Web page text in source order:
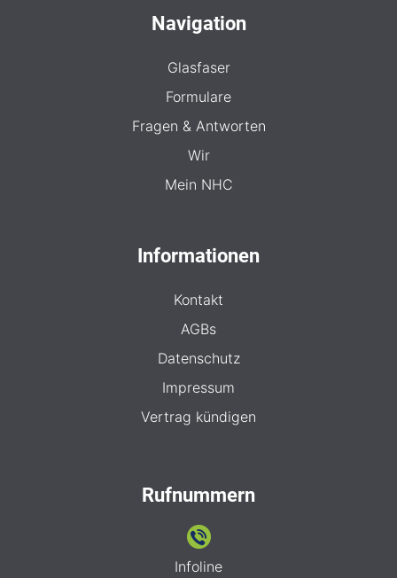
Navigation
Glasfaser
Formulare
Fragen & Antworten
Wir
Mein NHC
Informationen
Kontakt
AGBs
Datenschutz
Impressum
Vertrag kündigen
Rufnummern
Infoline